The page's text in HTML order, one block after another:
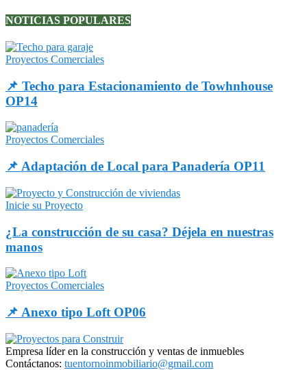
NOTICIAS POPULARES
Proyectos Comerciales
📌 Techo para Estacionamiento de Towhnhouse
OP14
Proyectos Comerciales
📌 Adaptación de Local para Panadería OP11
Inicie su Proyecto
¿La construcción de su casa? Déjela en nuestras
manos
Proyectos Comerciales
📌 Anexo tipo Loft OP06
Empresa líder en la construcción y ventas de inmuebles
Contáctanos: tuentornoinmobiliario@gmail.com